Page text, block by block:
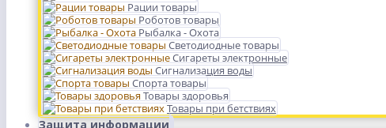
Рации товары
Роботов товары
Рыбалка - Охота
Светодиодные товары
Сигареты электронные
Сигнализация воды
Спорта товары
Товары здоровья
Товары при бетствиях
Защита информации